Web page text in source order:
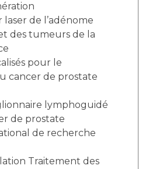
de l’adénome
des tumeurs de la
pour le
cancer de prostate
lymphoguidé
de prostate
de recherche
Traitement des